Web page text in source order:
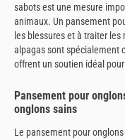
sabots est une mesure
animaux. Un pansement
les blessures et à traiter
alpagas sont spécialement
offrent un soutien idéal
Pansement pour
onglons sains
Le pansement pour